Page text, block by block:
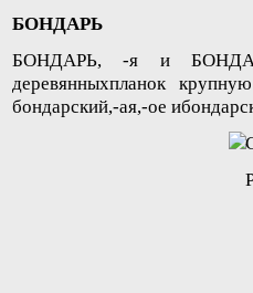
БОНДАРЬ
БОНДАРЬ, -я и
деревянныхпланок
бондарский,-ая,-ое